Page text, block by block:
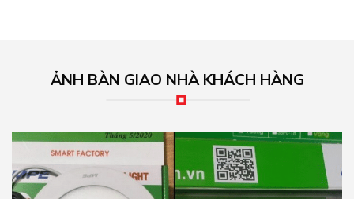
ẢNH BÀN GIAO NHÀ KHÁCH HÀNG